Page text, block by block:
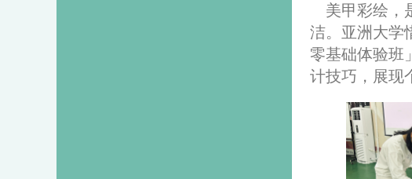
美甲彩绘，
洁。亚洲大学
零基础体验班
计技巧，展现